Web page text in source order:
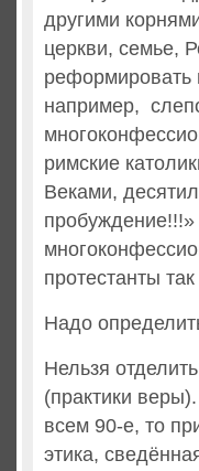
другими
церкви, семье,
реформировать
например,
римские
Веками,
протестанты
Надо
Нельзя
(практики
всем 90-е, то
этика,